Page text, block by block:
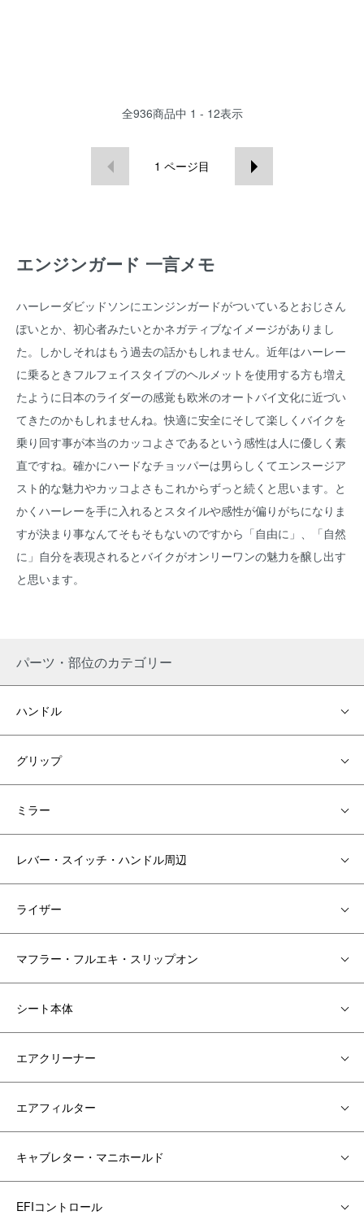
全936商品中 1 - 12表示
1 ページ目
エンジンガード 一言メモ
ハーレーダビッドソンにエンジンガードがついているとおじさん
ぽいとか、初心者みたいとかネガティブなイメージがありまし
た。しかしそれはもう過去の話かもしれません。近年はハーレー
に乗るときフルフェイスタイプのヘルメットを使用する方も増え
たように日本のライダーの感覚も欧米のオートバイ文化に近づい
てきたのかもしれませんね。快適に安全にそして楽しくバイクを
乗り回す事が本当のカッコよさであるという感性は人に優しく素
直ですね。確かにハードなチョッパーは男らしくてエンスージア
スト的な魅力やカッコよさもこれからずっと続くと思います。と
かくハーレーを手に入れるとスタイルや感性が偏りがちになりま
すが決まり事なんてそもそもないのですから「自由に」、「自然
に」自分を表現されるとバイクがオンリーワンの魅力を醸し出す
と思います。
パーツ・部位のカテゴリー
ハンドル
グリップ
ミラー
レバー・スイッチ・ハンドル周辺
ライザー
マフラー・フルエキ・スリップオン
シート本体
エアクリーナー
エアフィルター
キャブレター・マニホールド
EFIコントロール